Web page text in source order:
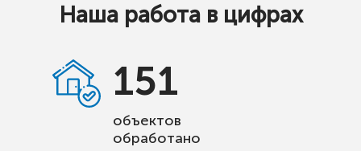
Наша работа в цифрах
151
объектов
обработано